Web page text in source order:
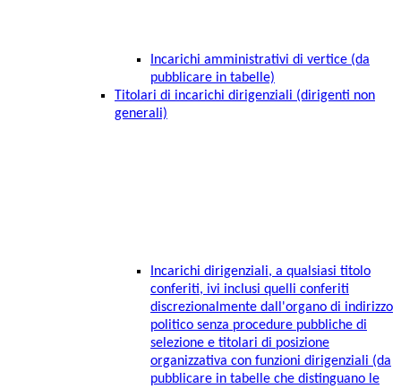
Incarichi amministrativi di vertice (da
pubblicare in tabelle)
Titolari di incarichi dirigenziali (dirigenti non
generali)
Incarichi dirigenziali, a qualsiasi titolo
conferiti, ivi inclusi quelli conferiti
discrezionalmente dall'organo di indirizzo
politico senza procedure pubbliche di
selezione e titolari di posizione
organizzativa con funzioni dirigenziali (da
pubblicare in tabelle che distinguano le